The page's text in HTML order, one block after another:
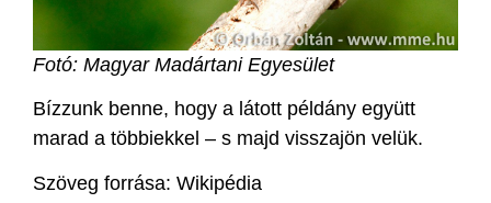
Fotó: Magyar Madártani Egyesület
Bízzunk benne, hogy a látott példány együtt
marad a többiekkel – s majd visszajön velük.
Szöveg forrása: Wikipédia